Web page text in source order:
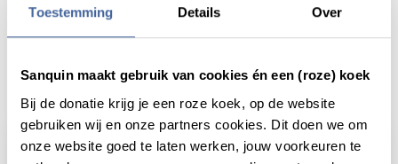
Toestemming Details Over
Sanquin maakt gebruik van cookies én een (roze) koek
Bij de donatie krijg je een roze koek, op de website
gebruiken wij en onze partners cookies. Dit doen we om
onze website goed te laten werken, jouw voorkeuren te
Actueel